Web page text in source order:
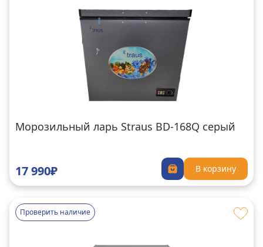
Морозильный ларь Straus BD-168Q серый
17 990₽ В корзину
Проверить наличие